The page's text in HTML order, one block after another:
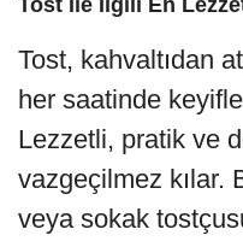
Tost, kahvaltıdan
her saatinde
Lezzetli, pratik ve
vazgeçilmez kılar.
veya sokak